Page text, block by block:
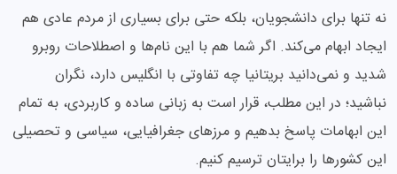
نه تنها برای دانشجویان، بلکه حتی برای بسیاری از مردم عادی هم
ایجاد ابهام می‌کند. اگر شما هم با این نام‌ها و اصطلاحات روبرو
شدید و نمی‌دانید بریتانیا چه تفاوتی با انگلیس دارد، نگران
نباشید؛ در این مطلب، قرار است به زبانی ساده و کاربردی، به تمام
این ابهامات پاسخ بدهیم و مرزهای جغرافیایی، سیاسی و تحصیلی
این کشورها را برایتان ترسیم کنیم.